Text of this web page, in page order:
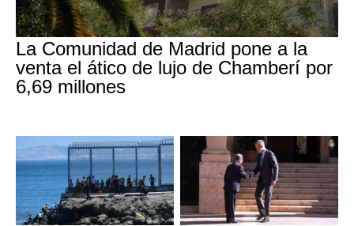
La Comunidad de Madrid pone a la
venta el ático de lujo de Chamberí por
6,69 millones